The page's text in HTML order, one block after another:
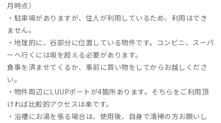
月時点）
・駐車場がありますが、住人が利用しているため、利用はでき
ません。
・地理的に、谷部分に位置している物件です。コンビニ、スーパ
ーへ行くには坂を超える必要があります。
食事を済ませてくるか、事前に買い物をしてからお越しくださ
い。
・物件周辺にLUUPポートが4箇所あります。そちらをご利用頂
ければ比較的アクセスは楽です。
・浴槽にお湯を張る場合は、使用後、自身で清掃の方お願いし